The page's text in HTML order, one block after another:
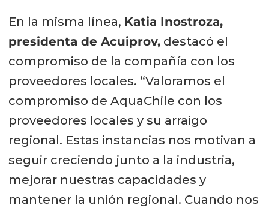
En la misma línea, Katia Inostroza,
presidenta de Acuiprov,destacó el
compromiso de la compañía con los
proveedores locales. “Valoramos el
compromiso de AquaChile con los
proveedores locales y su arraigo
regional. Estas instancias nos motivan a
seguir creciendo junto a la industria,
mejorar nuestras capacidades y
mantener la unión regional. Cuando nos